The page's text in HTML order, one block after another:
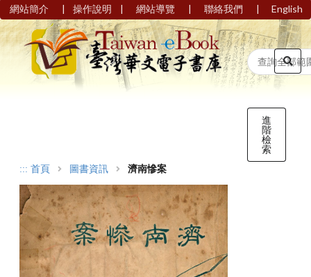
網站簡介 | 操作說明 | 網站導覽 | 聯絡我們 | English
進
階
檢
索
::: 首頁 圖書資訊 濟南慘案